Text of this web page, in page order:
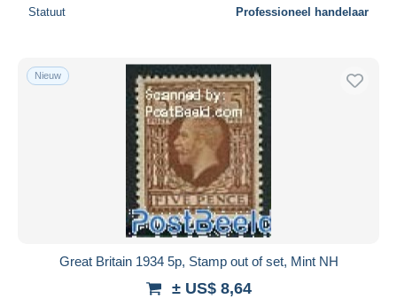
Woonplaats van de verkoper
Toepassen
Statuut Professioneel handelaar
Nieuw
Great Britain 1934 5p, Stamp out of set, Mint NH
± US$ 8,64